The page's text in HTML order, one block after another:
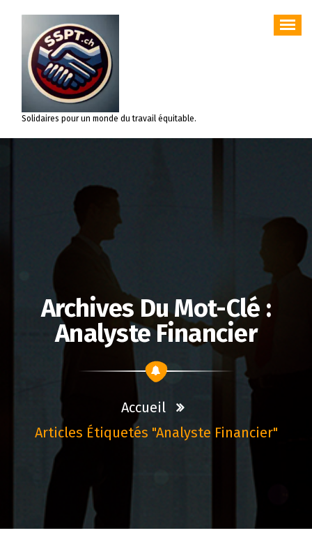
contenu
Solidaires pour un monde du travail équitable.
Archives Du Mot-Clé :
Analyste Financier
Accueil
Articles Étiquetés "analyste Financier"